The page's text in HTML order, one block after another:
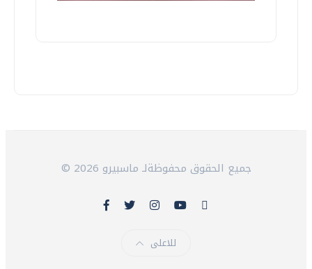
© 2026 جميع الحقوق محفوظةلـ ماسبيرو
للاعلى